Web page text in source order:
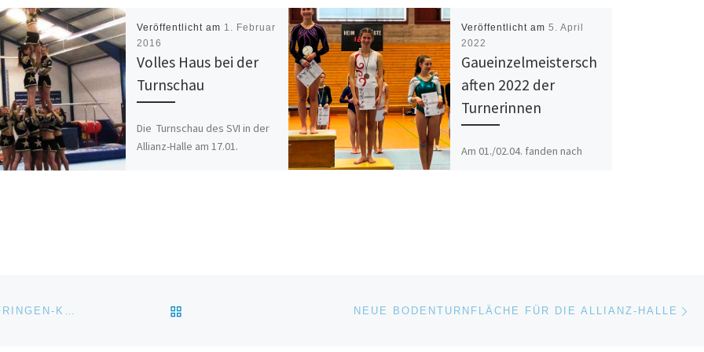
Veröffentlicht am 1. Februar
2016
Volles Haus bei der
Turnschau
Die Turnschau des SVI in der
Allianz-Halle am 17.01.
Veröffentlicht am 5. April
2022
Gaueinzelmeistersch
aften 2022 der
Turnerinnen
Am 01./02.04. fanden nach
ZURÜCK ZUR BEITRAGSLISTENEUE BODENTURNFLÄCHE FÜR DIE ALLIANZ-HALLE